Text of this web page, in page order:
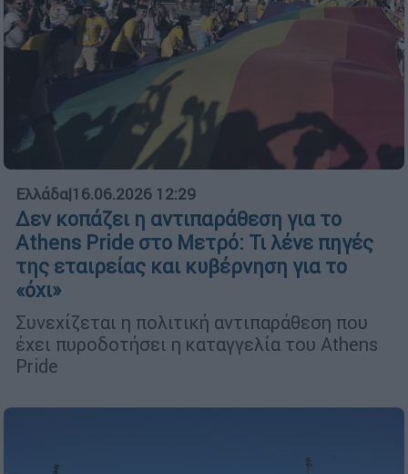
Ελλάδα|16.06.2026 12:29
Δεν κοπάζει η αντιπαράθεση για το
Athens Pride στο Μετρό: Τι λένε πηγές
της εταιρείας και κυβέρνηση για το
«όχι»
Συνεχίζεται η πολιτική αντιπαράθεση που
έχει πυροδοτήσει η καταγγελία του Athens
Pride